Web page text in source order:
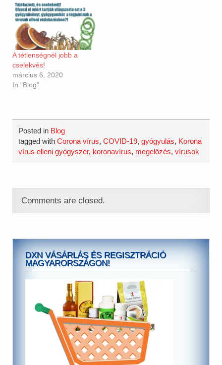
A tétlenségnél jobb a
cselekvés!
március 6, 2020
In "Blog"
Posted in Blog
tagged withCorona vírus,COVID-19,gyógyulás, Korona
vírus elleni gyógyszer, koronavírus, megelőzés,vírusok
Comments are closed.
DXN VÁSÁRLÁS ÉS REGISZTRÁCIÓ
MAGYARORSZÁGON!